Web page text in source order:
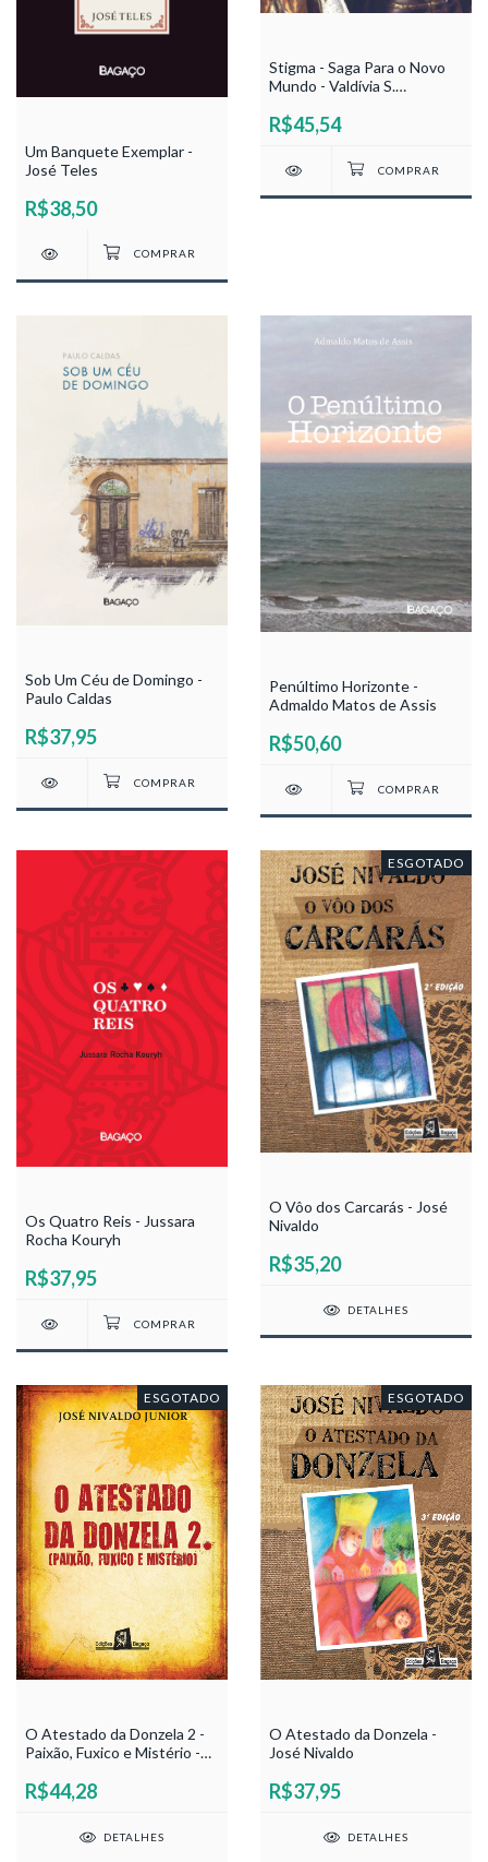
Um Banquete Exemplar -
José Teles
R$38,50
Stigma - Saga Para o Novo
Mundo - Valdívia S.
R$45,54
Sob Um Céu de Domingo -
Paulo Caldas
R$37,95
Penúltimo Horizonte -
Admaldo Matos de Assis
R$50,60
Os Quatro Reis - Jussara
Rocha Kouryh
R$37,95
ESGOTADO
O Vôo dos Carcarás - José
Nivaldo
R$35,20
DETALHES
ESGOTADO
O Atestado da Donzela 2 -
Paixão, Fuxico e Mistério -
R$44,28
DETALHES
ESGOTADO
O Atestado da Donzela -
José Nivaldo
R$37,95
DETALHES